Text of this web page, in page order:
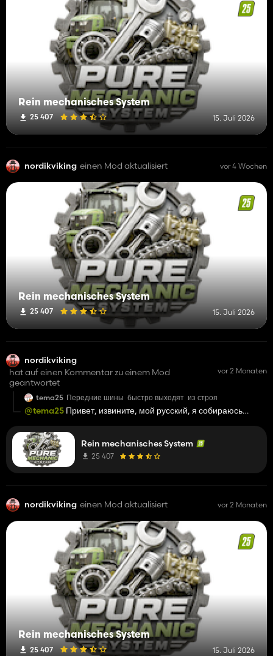
Rein mechanisches System
25 407 15. Juli 2026
nordikviking einen Mod aktualisiert vor 4 Wochen
Rein mechanisches System
25 407 15. Juli 2026
nordikviking
hat auf einen Kommentar zu einem Mod
geantwortet
vor 2 Monaten
tema25 Передние шины быстро выходят из строя
@tema25 Привет, извините, мой русский, я собираюсь
не изнашивались быстро.
Rein mechanisches System
25 407
nordikviking einen Mod aktualisiert vor 2 Monaten
Rein mechanisches System
25 407 15. Juli 2026